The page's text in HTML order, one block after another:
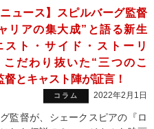
ニュース】スピルバーグ監督
リアの集大成”と語る新生
スト・サイド・ストーリ
だわり抜いた“三つのこ
督とキャスト陣が証言！
コラム 2022年2月1日
監督が、シェークスピアの『ロ